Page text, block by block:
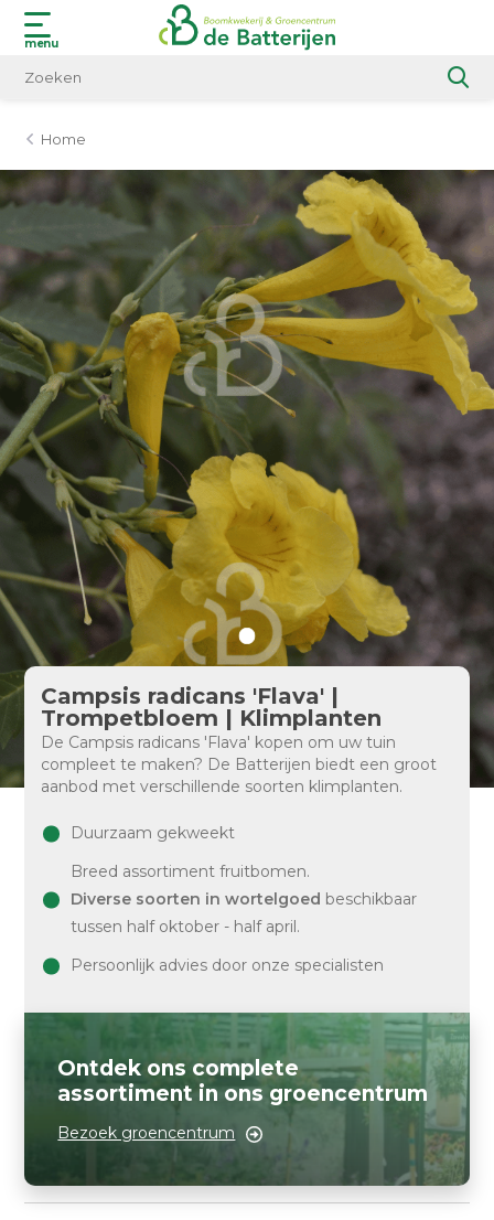
menu
Home
Campsis radicans 'Flava' |
Trompetbloem | Klimplanten
De Campsis radicans 'Flava' kopen om uw tuin
compleet te maken? De Batterijen biedt een groot
aanbod met verschillende soorten klimplanten.
Duurzaam gekweekt
Breed assortiment fruitbomen.
Diverse soorten in wortelgoed beschikbaar
tussen half oktober - half april.
Persoonlijk advies door onze specialisten
Ontdek ons complete
assortiment in ons groencentrum
Bezoek groencentrum